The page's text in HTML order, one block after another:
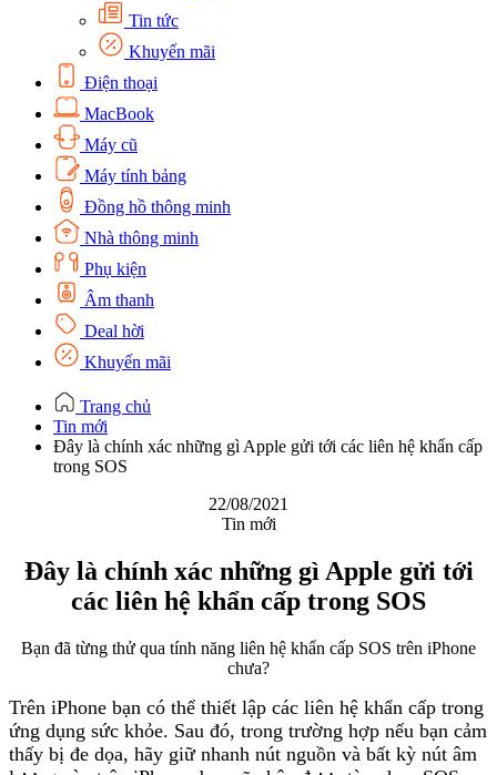
Tin tức
Khuyến mãi
Điện thoại
MacBook
Máy cũ
Máy tính bảng
Đồng hồ thông minh
Nhà thông minh
Phụ kiện
Âm thanh
Deal hời
Khuyến mãi
Trang chủ
Tin mới
Đây là chính xác những gì Apple gửi tới các liên hệ khẩn cấp
trong SOS
22/08/2021
Tin mới
Đây là chính xác những gì Apple gửi tới
các liên hệ khẩn cấp trong SOS
Bạn đã từng thử qua tính năng liên hệ khẩn cấp SOS trên iPhone
chưa?
Trên iPhone bạn có thể thiết lập các liên hệ khẩn cấp trong
ứng dụng sức khỏe. Sau đó, trong trường hợp nếu bạn cảm
thấy bị đe dọa, hãy giữ nhanh nút nguồn và bất kỳ nút âm